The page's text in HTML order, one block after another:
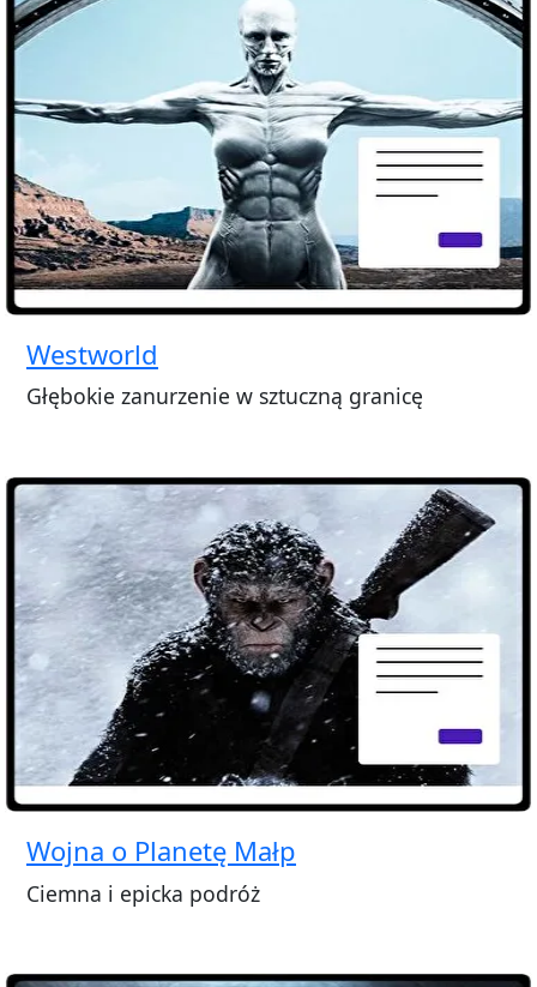
Westworld
Głębokie zanurzenie w sztuczną granicę
Wojna o Planetę Małp
Ciemna i epicka podróż